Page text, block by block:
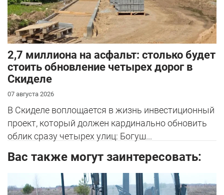
2,7 миллиона на асфальт: столько будет
стоить обновление четырех дорог в
Скиделе
07 августа 2026
В Скиделе воплощается в жизнь инвестиционный
проект, который должен кардинально обновить
облик сразу четырех улиц: Богуш...
Вас также могут заинтересовать: